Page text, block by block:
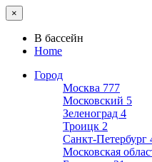
×
В бассейн
Home
Город
Москва 777
Московский 5
Зеленоград 4
Троицк 2
Санкт-Петербург
Московская